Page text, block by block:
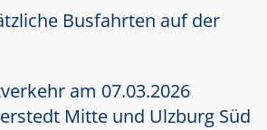
Busfahrten auf der
am 07.03.2026
Mitte und Ulzburg Süd